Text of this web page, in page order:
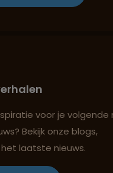
reisroutes
voor mens, cultuur
voor je volgende
Bekijk onze blogs,
laatste nieuws.